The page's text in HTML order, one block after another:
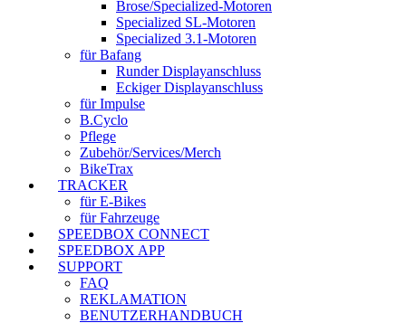
Brose/Specialized-Motoren
Specialized SL-Motoren
Specialized 3.1-Motoren
für Bafang
Runder Displayanschluss
Eckiger Displayanschluss
für Impulse
B.Cyclo
Pflege
Zubehör/Services/Merch
BikeTrax
TRACKER
für E-Bikes
für Fahrzeuge
SPEEDBOX CONNECT
SPEEDBOX APP
SUPPORT
FAQ
REKLAMATION
BENUTZERHANDBUCH